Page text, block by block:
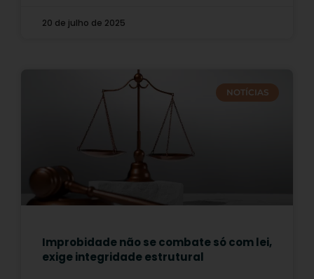
20 de julho de 2025
NOTÍCIAS
Improbidade não se combate só com lei,
exige integridade estrutural